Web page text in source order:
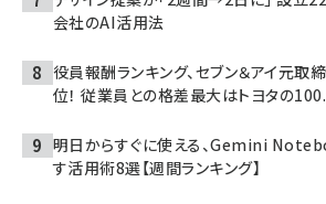
会社のAI活用法
役員報酬ランキング、セブン＆アイ元
位！ 従業員との格差最大はトヨタの
明日からすぐに使える、Gemini
す活用術8選【週間ランキング】